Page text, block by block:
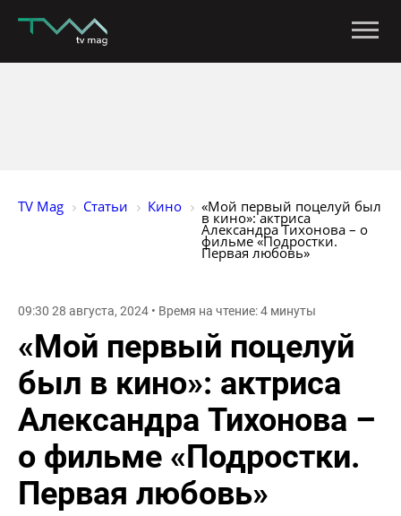
TV Mag Статьи Кино «Мой первый поцелуй был
в кино»: актриса
Александра Тихонова – о
фильме «Подростки.
Первая любовь»
09:30 28 августа, 2024 • Время на чтение: 4 минуты
«Мой первый поцелуй
был в кино»: актриса
Александра Тихонова –
о фильме «Подростки.
Первая любовь»